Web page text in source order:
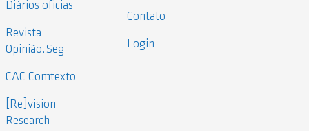
Diários oficias
Revista
Opinião.Seg
CAC Comtexto
[Re]vision
Research
Contato
Login